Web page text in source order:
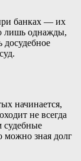
банках — их
лишь однажды,
досудебное
начинается,
не всегда
можно зная долг